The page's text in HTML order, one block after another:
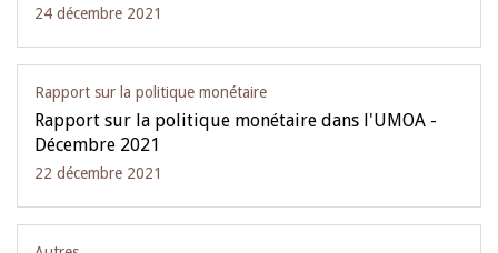
24 décembre 2021
Rapport sur la politique monétaire
Rapport sur la politique monétaire dans l'UMOA -
Décembre 2021
22 décembre 2021